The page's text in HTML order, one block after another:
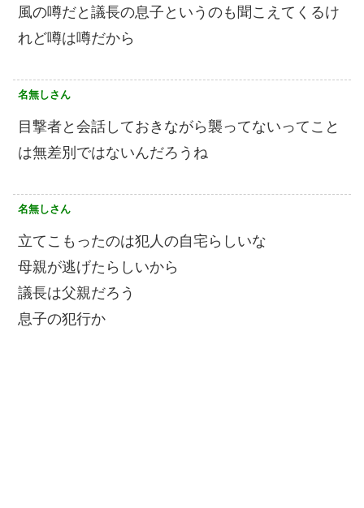
風の噂だと議長の息子というのも聞こえてくるけ
れど噂は噂だから
名無しさん
目撃者と会話しておきながら襲ってないってこと
は無差別ではないんだろうね
名無しさん
立てこもったのは犯人の自宅らしいな
母親が逃げたらしいから
議長は父親だろう
息子の犯行か